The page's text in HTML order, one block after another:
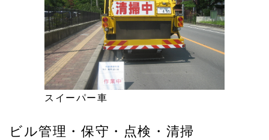
スイーパー車
ビル管理・保守・点検・清掃